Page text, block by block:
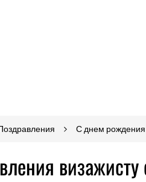
С днем рождения